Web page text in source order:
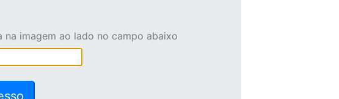
na imagem ao lado no campo abaixo